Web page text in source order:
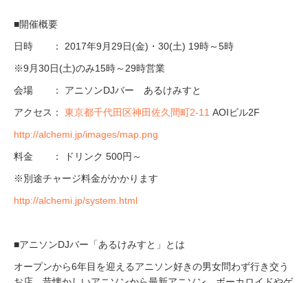
■開催概要
日時 ： 2017年9月29日(金)・30(土) 19時～5時
※9月30日(土)のみ15時～29時営業
会場 ： アニソンDJバー あるけみすと
アクセス： 東京都千代田区神田佐久間町2-11 AOIビル2F
http://alchemi.jp/images/map.png
料金 ： ドリンク 500円～
※別途チャージ料金がかかります
http://alchemi.jp/system.html
■アニソンDJバー「あるけみすと」とは
オープンから6年目を迎えるアニソン好きの男女問わず行き交う